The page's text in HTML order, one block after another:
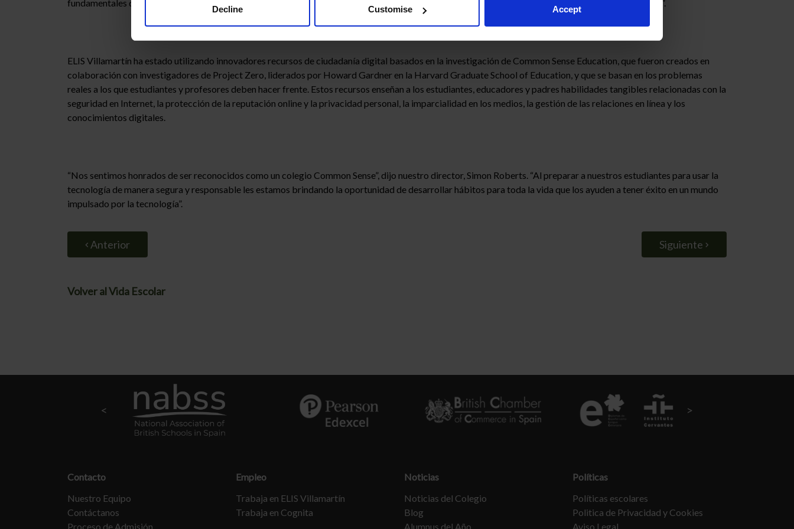
Decline Customise Accept
fundamentales que necesitan para competir y tener éxito en los puestos de trabajo del siglo XXI y participar éticamente en la sociedad en su conjunto”.
ELIS Villamartín ha estado utilizando innovadores recursos de ciudadanía digital basados ​​en la investigación de Common Sense Education, que fueron creados en
colaboración con investigadores de Project Zero, liderados por Howard Gardner en la Harvard Graduate School of Education, y que se basan en los problemas
reales a los que estudiantes y profesores deben hacer frente. Estos recursos enseñan a los estudiantes, educadores y padres habilidades tangibles relacionadas con la
seguridad en Internet, la protección de la reputación online y la privacidad personal, la imparcialidad en los medios, la gestión de las relaciones en línea y los
conocimientos digitales.
“Nos sentimos honrados de ser reconocidos como un colegio Common Sense”, dijo nuestro director, Simon Roberts. “Al preparar a nuestros estudiantes para usar la
tecnología de manera segura y responsable les estamos brindando la oportunidad de desarrollar hábitos para toda la vida que los ayuden a tener éxito en un mundo
impulsado por la tecnología”.
Anterior Siguiente
Volver al Vida Escolar
Contacto
Nuestro Equipo
Contáctanos
Proceso de Admisión
Empleo
Trabaja en ELIS Villamartín
Trabaja en Cognita
Noticias
Noticias del Colegio
Blog
Alumnus del Año
Políticas
Políticas escolares
Politica de Privacidad y Cookies
Aviso Legal